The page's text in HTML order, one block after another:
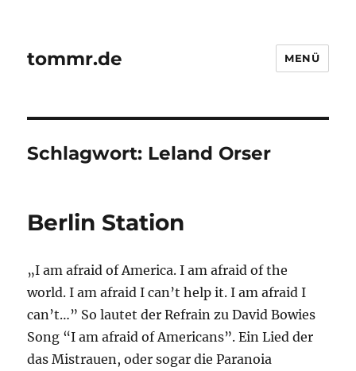
tommr.de MENÜ
Schlagwort: Leland Orser
Berlin Station
„I am afraid of America. I am afraid of the
world. I am afraid I can’t help it. I am afraid I
can’t…” So lautet der Refrain zu David Bowies
Song “I am afraid of Americans”. Ein Lied der
das Mistrauen, oder sogar die Paranoia